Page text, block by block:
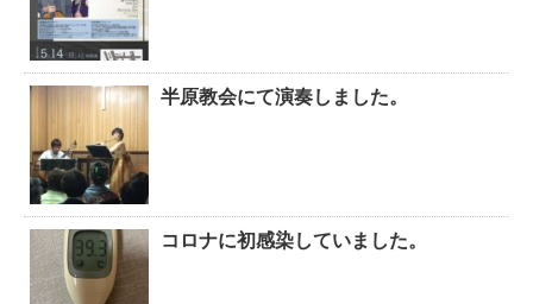
半原教会にて演奏しました。
コロナに初感染していました。